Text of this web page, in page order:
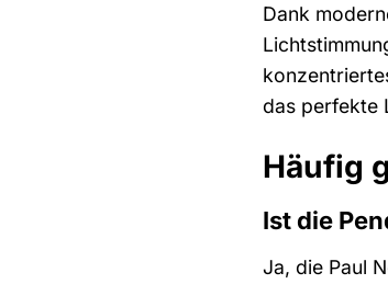
Dank
das perfekte
Häufig
Ist die
Ja, die Paul